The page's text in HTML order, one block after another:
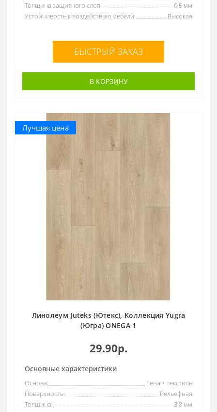
Толщина защитного слоя:
0,5 мм
Устойчивость к воздействию мебели:
Высокая
БЫСТРЫЙ ЗАКАЗ
В КОРЗИНУ
Лучшая цена
Линолеум Juteks (Ютекс), Коллекция Yugra
(Югра) ONEGA 1
29.90р.
Основные характеристики
Основа:
Пена + текстиль
Поверхность:
Рельефная
Толщина:
3,8 мм